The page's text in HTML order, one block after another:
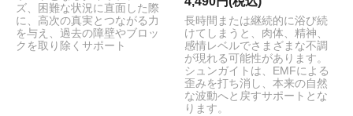
ズ、困難な状況に直面した際
に、高次の真実とつながる力
を与え、過去の障壁やブロッ
クを取り除くサポート
長時間または継続的に浴び続
けてしまうと、肉体、精神、
感情レベルでさまざまな不調
が現れる可能性があります。
シュンガイトは、EMFによる
歪みを打ち消し、本来の自然
な波動へと戻すサポートとな
ります。